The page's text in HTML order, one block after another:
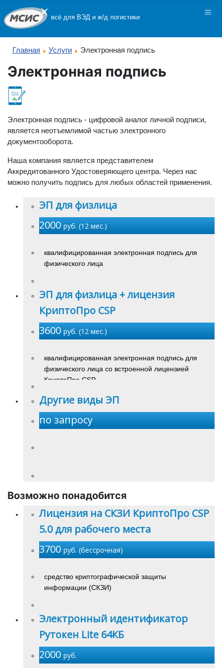
всё для ВЭД и ж/д логистики ≡
Главная Услуги Электронная подпись
Электронная подпись
Электронная подпись - цифровой аналог личной подписи,
является неотъемлимой частью электронного
документооборота.
Наша компания является представителем
Аккредитованного Удостоверяющего центра. Через нас
можно получить подпись для любых областей применения.
ЭП для физлица
2000 руб. (12 мес.)
квалифицированная электронная подпись для
физического лица
ЭП для физлица + лицензия
КриптоПро CSP
3600 руб. (12 мес.)
квалифицированная электронная подпись для
физического лица со встроенной лицензией
КриптоПро CSP
Другие виды ЭП
по запросу
Возможно понадобится
Лицензия на СКЗИ КриптоПро CSP
5.0 для рабочего места
3700 руб. (бессрочная)
средство криптографической защиты
информации (СКЗИ)
Электронный идентификатор
Рутокен Lite 64КБ
2000 руб.